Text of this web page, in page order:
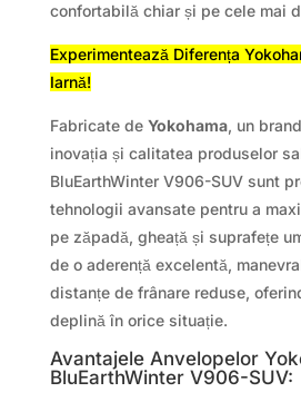
confortabilă chiar și pe cele mai
Experimentează Diferența
Iarnă!
Fabricate de Yokohama, un
inovația și calitatea produselor
BluEarthWinter V906-SUV sunt
tehnologii avansate pentru a
pe zăpadă, gheață și suprafețe
de o aderență excelentă,
distanțe de frânare reduse,
deplină în orice situație.
Avantajele Anvelopelor
BluEarthWinter V906-SUV: